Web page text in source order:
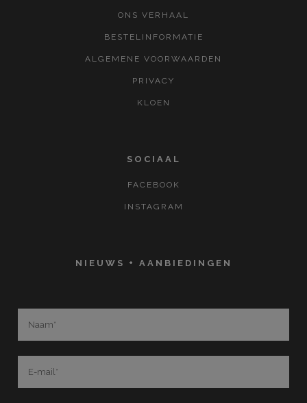
ONS VERHAAL
BESTELINFORMATIE
ALGEMENE VOORWAARDEN
PRIVACY
KLOEN
SOCIAAL
FACEBOOK
INSTAGRAM
NIEUWS + AANBIEDINGEN